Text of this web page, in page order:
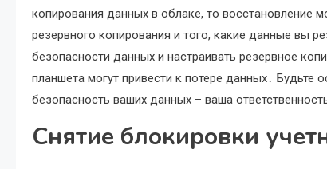
копирования данных в облаке, то восстановление
резервного копирования и того, какие данные вы
безопасности данных и настраивать резервное
планшета могут привести к потере данных․ Будьте
безопасность ваших данных – ваша
Снятие блокировки